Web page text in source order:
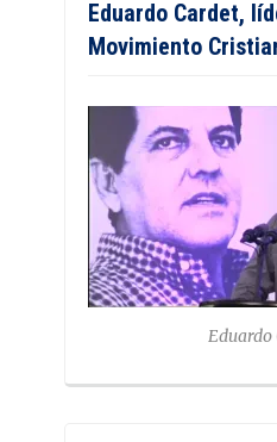
Eduardo Cardet,
Movimiento
Eduardo